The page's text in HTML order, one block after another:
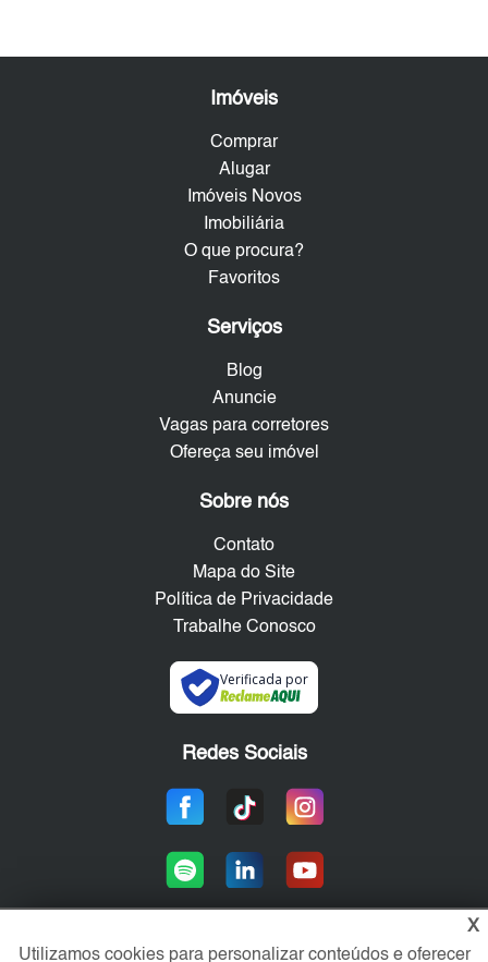
Imóveis
Comprar
Alugar
Imóveis Novos
Imobiliária
O que procura?
Favoritos
Serviços
Blog
Anuncie
Vagas para corretores
Ofereça seu imóvel
Sobre nós
Contato
Mapa do Site
Política de Privacidade
Trabalhe Conosco
Verificada por
Redes Sociais
X
Utilizamos cookies para personalizar conteúdos e oferecer